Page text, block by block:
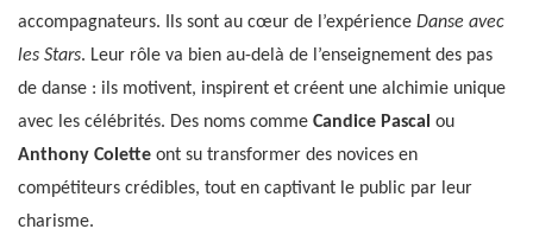
accompagnateurs. Ils sont au cœur de l’expérience Danse avec
les Stars. Leur rôle va bien au-delà de l’enseignement des pas
de danse : ils motivent, inspirent et créent une alchimie unique
avec les célébrités. Des noms comme Candice Pascal ou
Anthony Colette ont su transformer des novices en
compétiteurs crédibles, tout en captivant le public par leur
charisme.